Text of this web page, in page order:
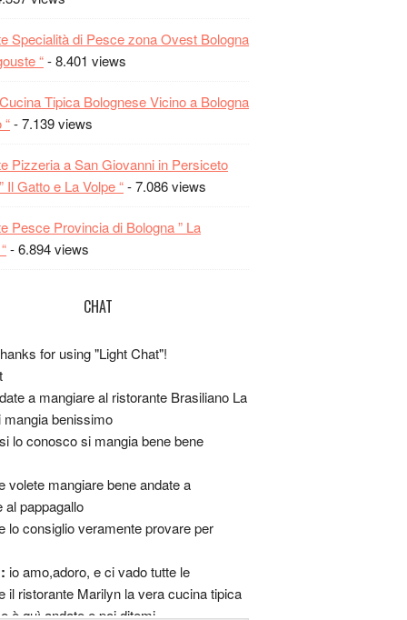
Specialità di Pesce zona Ovest Bologna
“- 8.401 views
Tipica Bolognese Vicino a Bologna
“- 7.139 views
Pizzeria a San Giovanni in Persiceto
Il Gatto e La Volpe “- 7.086 views
Pesce Provincia di Bologna ” La
- 6.894 views
CHAT
for using "Light Chat"!
a mangiare al ristorante Brasiliano La
mangia benissimo
si lo conosco si mangia bene bene
volete mangiare bene andate a
al pappagallo
lo consiglio veramente provare per
io amo,adoro, e ci vado tutte le
il ristorante Marilyn la vera cucina tipica
è quì andate e poi ditemi